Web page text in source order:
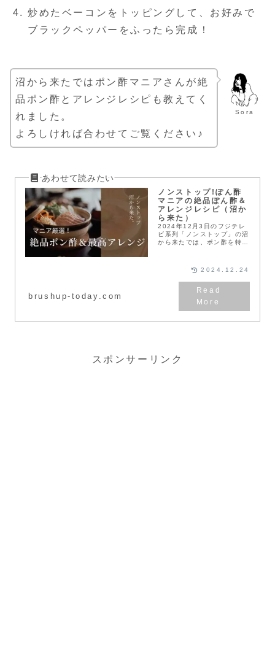
炒めたベーコンをトッピングして、お好みで
ブラックペッパーをふったら完成！
Sora
沼から来たではポン酢マニアさんが絶
品ポン酢とアレンジレシピも教えてく
れました。
よろしければ合わせてご覧ください♪
ノンストップ!ぽん酢
マニアの絶品ぽん酢＆
アレンジレシピ（沼か
ら来た）
2024年12月3日のフジテレ
ビ系列「ノンストップ」の沼
から来たでは、ポン酢を特集
は特別編として都こんぶぽん
酢も紹介されています。ノン
ストップ！ぽ...
brushup-today.com
2024.12.24
スポンサーリンク